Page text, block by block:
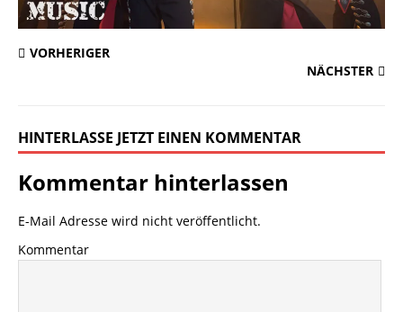
VORHERIGER
NÄCHSTER
HINTERLASSE JETZT EINEN KOMMENTAR
Kommentar hinterlassen
E-Mail Adresse wird nicht veröffentlicht.
Kommentar